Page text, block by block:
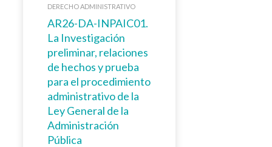
DERECHO ADMINISTRATIVO
AR26-DA-INPAIC01.
La Investigación
preliminar, relaciones
de hechos y prueba
para el procedimiento
administrativo de la
Ley General de la
Administración
Pública